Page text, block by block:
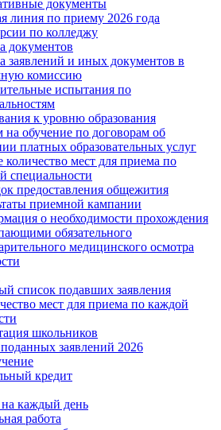
документы
линия по приему 2026 года
по колледжу
документов
заявлений и иных документов в
комиссию
испытания по
к уровню образования
обучение по договорам об
платных образовательных услуг
мест для приема по
специальности
предоставления общежития
приемной кампании
о необходимости прохождения
обязательного
медицинского осмотра
список подавших заявления
мест для приема по каждой
школьников
заявлений 2026
кредит
каждый день
работа